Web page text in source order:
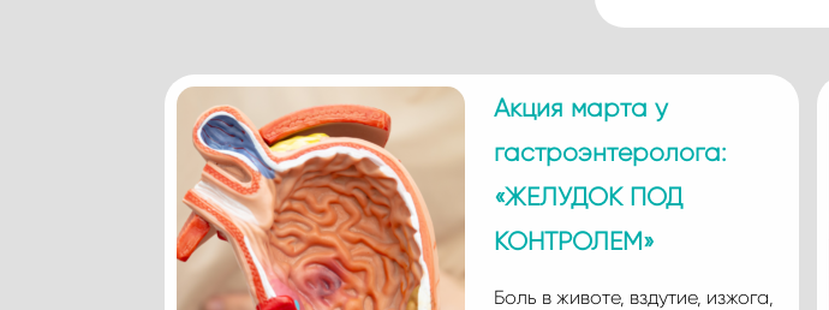
Акция марта у
гастроэнтеролога:
«ЖЕЛУДОК ПОД
КОНТРОЛЕМ»
Боль в животе, вздутие, изжога,